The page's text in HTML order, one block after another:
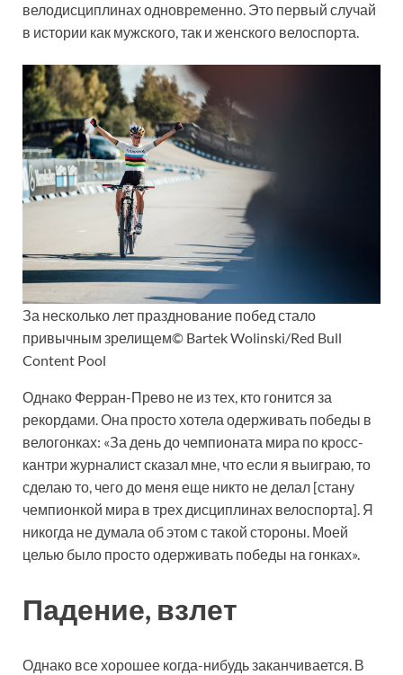
велодисциплинах одновременно. Это первый случай
в истории как мужского, так и женского велоспорта.
За несколько лет празднование побед стало
привычным зрелищем© Bartek Wolinski/Red Bull
Content Pool
Однако Ферран-Прево не из тех, кто гонится за
рекордами. Она просто хотела одерживать победы в
велогонках: «За день до чемпионата мира по кросс-
кантри журналист сказал мне, что если я выиграю, то
сделаю то, чего до меня еще никто не делал [стану
чемпионкой мира в трех дисциплинах велоспорта]. Я
никогда не думала об этом с такой стороны. Моей
целью было просто одерживать победы на гонках».
Падение, взлет
Однако все хорошее когда-нибудь заканчивается. В